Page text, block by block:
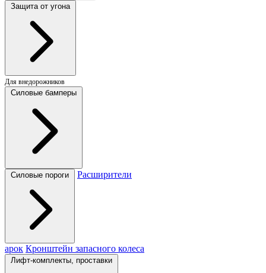
Защита от угона
Для внедорожников
Силовые бамперы
Силовые пороги Расширители
арок Кронштейн запасного колеса
Лифт-комплекты, проставки